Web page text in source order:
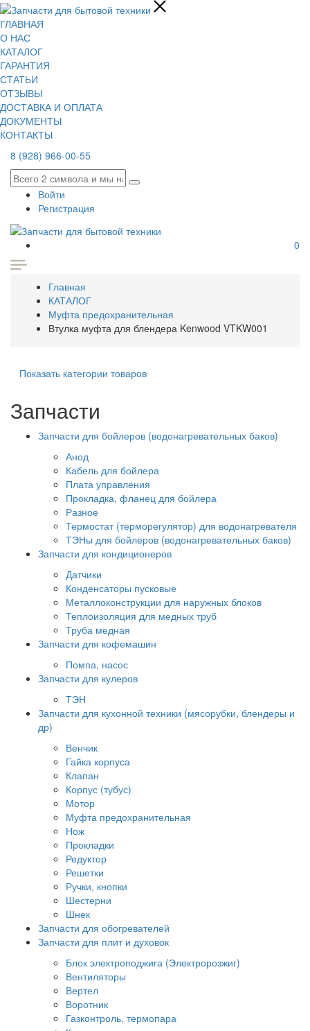
ГЛАВНАЯ
О НАС
КАТАЛОГ
ГАРАНТИЯ
СТАТЬИ
ОТЗЫВЫ
ДОСТАВКА И ОПЛАТА
ДОКУМЕНТЫ
КОНТАКТЫ
8 (928) 966-00-55
Войти
Регистрация
0
Главная
КАТАЛОГ
Муфта предохранительная
Втулка муфта для блендера Kenwood VTKW001
Показать категории товаров
Запчасти
Запчасти для бойлеров (водонагревательных баков)
Анод
Кабель для бойлера
Плата управления
Прокладка, фланец для бойлера
Разное
Термостат (терморегулятор) для водонагревателя
ТЭНы для бойлеров (водонагревательных баков)
Запчасти для кондиционеров
Датчики
Конденсаторы пусковые
Металлоконструкции для наружных блоков
Теплоизоляция для медных труб
Труба медная
Запчасти для кофемашин
Помпа, насос
Запчасти для кулеров
ТЭН
Запчасти для кухонной техники (мясорубки, блендеры и
др)
Венчик
Гайка корпуса
Клапан
Корпус (тубус)
Мотор
Муфта предохранительная
Нож
Прокладки
Редуктор
Решетки
Ручки, кнопки
Шестерни
Шнек
Запчасти для обогревателей
Запчасти для плит и духовок
Блок электроподжига (Электророзжиг)
Вентиляторы
Вертел
Воротник
Газконтроль, термопара